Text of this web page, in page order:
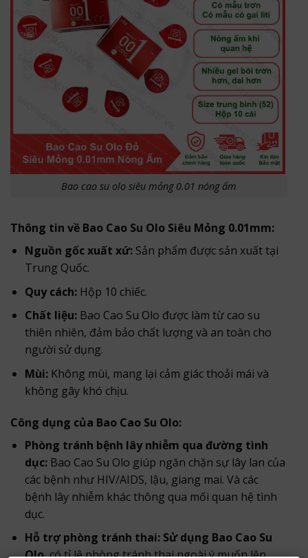
Bao cao su olo siêu mỏng 0.01 nóng ấm
Thông tin về Bao Cao Su Olo Siêu Mỏng 0.01mm:
Nguồn gốc xuất xứ:Sản phẩm được sản xuất tại
Trung Quốc.
Quy cách:Hộp 10 chiếc.
Chất liệu:Bao Cao Su Olo được làm từ cao su
thiên nhiên, đảm bảo chất lượng và an toàn cho
người sử dụng.
Mùi:Không mùi, mang lại cảm giác thoải mái và
không gây khó chịu.
Công dụng của Bao Cao Su Olo:
Phòng tránh bệnh lây nhiễm qua đường tình
dục:Bao Cao Su Olo giúp ngăn chặn sự lây lan của
các bệnh như HIV/AIDS, lậu, giang mai. Và các
bệnh lây nhiễm khác thông qua mối quan hệ tình
dục.
Hỗ trợ phòng tránh thai: Sử dụng Bao Cao Su
Olocó tỉ lệ phòng tránh thai ngoài ý muốn lên